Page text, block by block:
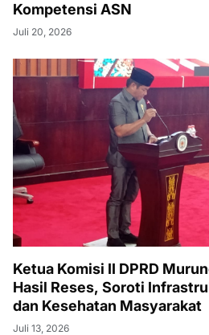
Kompetensi ASN
Juli 20, 2026
Ketua Komisi II DPRD
Hasil Reses, Soroti
dan Kesehatan Masyarakat
Juli 13, 2026